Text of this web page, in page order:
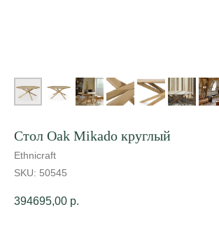
Cтол Oak Mikado круглый
Ethnicraft
SKU: 50545
394695,00 р.